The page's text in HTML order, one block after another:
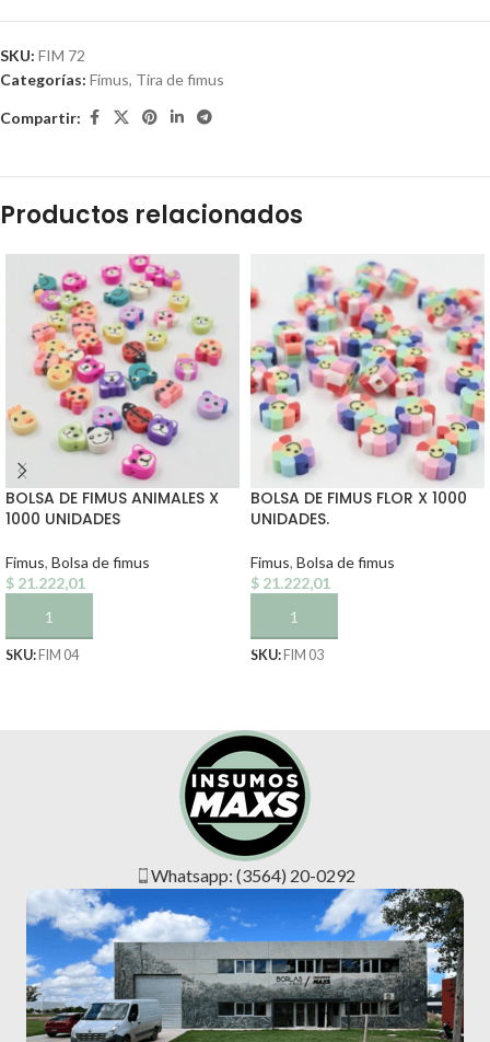
SKU: FIM 72
Categorías: Fimus, Tira de fimus
Compartir:
Productos relacionados
BOLSA DE FIMUS ANIMALES X
1000 UNIDADES
Fimus, Bolsa de fimus
$ 21.222,01
AÑADIR AL CARRITO
SKU: FIM 04
BOLSA DE FIMUS FLOR X 1000
UNIDADES.
Fimus, Bolsa de fimus
$ 21.222,01
AÑADIR AL CARRITO
SKU: FIM 03
Whatsapp: (3564) 20-0292